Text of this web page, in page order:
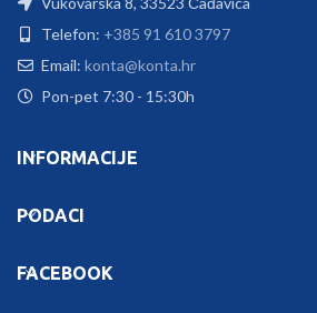
Telefon: +385 91 610 3797
Email: konta@konta.hr
Pon-pet 7:30 - 15:30h
INFORMACIJE
PODACI
FACEBOOK